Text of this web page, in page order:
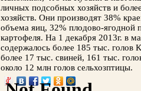
личных подсобных хозяйств и
хозяйств. Они производят 38%
объема яиц, 32% плодово-
картофеля. На 1 декабря 2013г. в
содержалось более 185 тыс. голов
более 17 тыс. свиней, 161 тыс.
около 12 млн голов сельхозптицы.